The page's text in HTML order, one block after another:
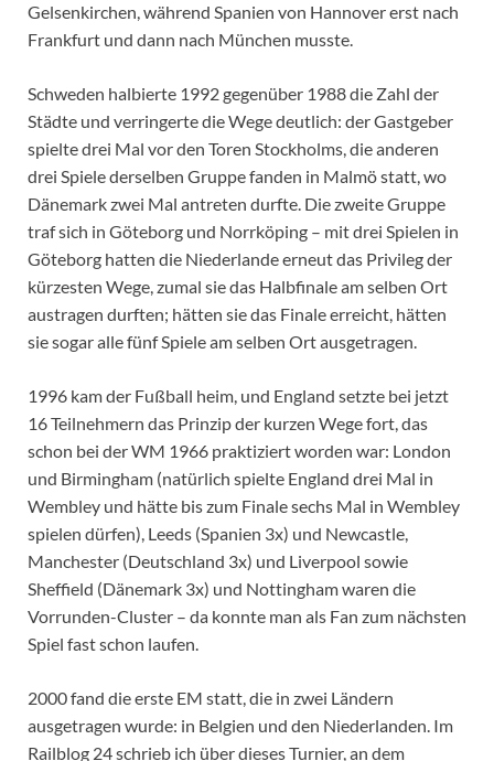
Gelsenkirchen, während Spanien von Hannover erst nach
Frankfurt und dann nach München musste.
Schweden halbierte 1992 gegenüber 1988 die Zahl der
Städte und verringerte die Wege deutlich: der Gastgeber
spielte drei Mal vor den Toren Stockholms, die anderen
drei Spiele derselben Gruppe fanden in Malmö statt, wo
Dänemark zwei Mal antreten durfte. Die zweite Gruppe
traf sich in Göteborg und Norrköping – mit drei Spielen in
Göteborg hatten die Niederlande erneut das Privileg der
kürzesten Wege, zumal sie das Halbfinale am selben Ort
austragen durften; hätten sie das Finale erreicht, hätten
sie sogar alle fünf Spiele am selben Ort ausgetragen.
1996 kam der Fußball heim, und England setzte bei jetzt
16 Teilnehmern das Prinzip der kurzen Wege fort, das
schon bei der WM 1966 praktiziert worden war: London
und Birmingham (natürlich spielte England drei Mal in
Wembley und hätte bis zum Finale sechs Mal in Wembley
spielen dürfen), Leeds (Spanien 3x) und Newcastle,
Manchester (Deutschland 3x) und Liverpool sowie
Sheffield (Dänemark 3x) und Nottingham waren die
Vorrunden-Cluster – da konnte man als Fan zum nächsten
Spiel fast schon laufen.
2000 fand die erste EM statt, die in zwei Ländern
ausgetragen wurde: in Belgien und den Niederlanden. Im
Railblog 24 schrieb ich über dieses Turnier, an dem